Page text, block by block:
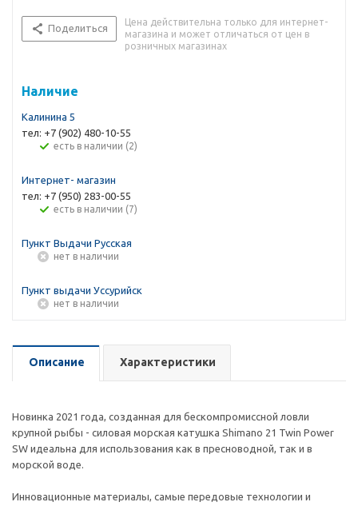
Поделиться
Цена действительна только для интернет-
магазина и может отличаться от цен в
розничных магазинах
Наличие
Калинина 5
тел: +7 (902) 480-10-55
Есть в наличии (2)
Интернет- магазин
тел: +7 (950) 283-00-55
Есть в наличии (7)
Пункт Выдачи Русская
Нет в наличии
Пункт выдачи Уссурийск
Нет в наличии
Описание Характеристики
Новинка 2021 года, созданная для бескомпромиссной ловли
крупной рыбы - силовая морская катушка Shimano 21 Twin Power
SW идеальна для использования как в пресноводной, так и в
морской воде.
Инновационные материалы, самые передовые технологии и